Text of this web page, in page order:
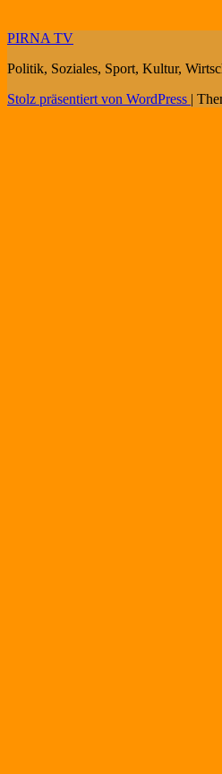
PIRNA TV
Politik, Soziales, Sport, Kultur,
Stolz präsentiert von WordPress |